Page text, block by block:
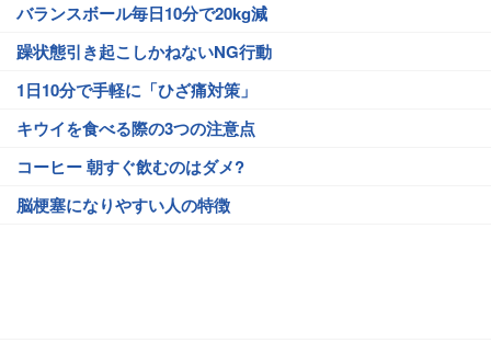
バランスボール毎日10分で20kg減
躁状態引き起こしかねないNG行動
1日10分で手軽に「ひざ痛対策」
キウイを食べる際の3つの注意点
コーヒー 朝すぐ飲むのはダメ?
脳梗塞になりやすい人の特徴